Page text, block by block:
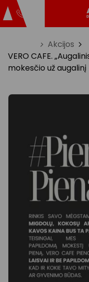
Akcijos
VERO CAFE.
mokesčio už